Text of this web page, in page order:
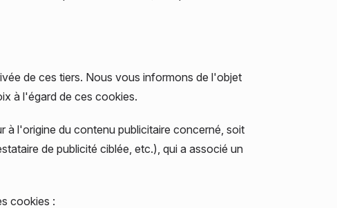
de ces tiers. Nous vous informons de l'objet
à l'égard de ces cookies.
à l'origine du contenu publicitaire concerné, soit
de publicité ciblée, etc.), qui a associé un
cookies :